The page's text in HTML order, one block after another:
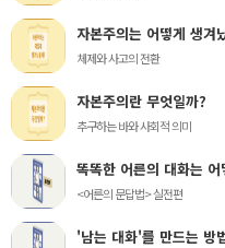
자본주의는 어떻게 생겨
체제와 사고의 전환
자본주의란 무엇일까?
추구하는 바와 사회적 의미
똑똑한 어른의 대화는 어
<어른의 문답법> 실전편
'남는 대화'를 만드는 방